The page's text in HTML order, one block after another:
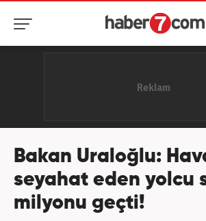
Bakan Uraloğlu:
seyahat eden yolcu
milyonu geçti!